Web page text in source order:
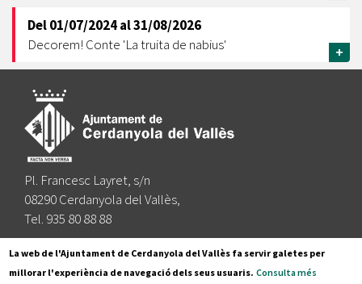
Del01/07/2024al31/08/2026
Decorem! Conte 'La truita de nabius'
+
Pl. Francesc Layret, s/n
08290 Cerdanyola del Vallès,
Tel. 935 80 88 88
Segueix-nos a:
La web de l'Ajuntament de Cerdanyola del Vallès fa servir galetes per
millorar l'experiència de navegació dels seus usuaris. Consulta més